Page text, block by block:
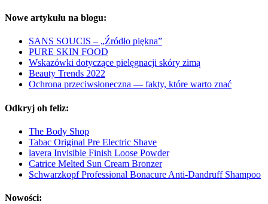
Nowe artykułu na blogu:
SANS SOUCIS – „Źródło piękna”
PURE SKIN FOOD
Wskazówki dotyczące pielęgnacji skóry zimą
Beauty Trends 2022
Ochrona przeciwsłoneczna — fakty, które warto znać
Odkryj oh feliz:
The Body Shop
Tabac Original Pre Electric Shave
lavera Invisible Finish Loose Powder
Catrice Melted Sun Cream Bronzer
Schwarzkopf Professional Bonacure Anti-Dandruff Shampoo
Nowości: